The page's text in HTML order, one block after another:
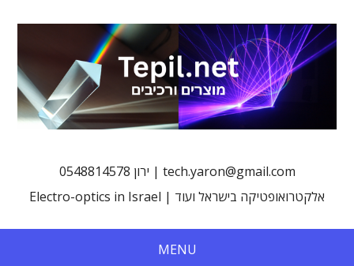
0548814578 ירון | tech.yaron@gmail.com
Electro-optics in Israel | אלקטרואופטיקה בישראל ועוד
MENU